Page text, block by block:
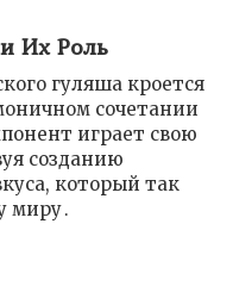
Их Роль
гуляша кроется
сочетании
играет свою
созданию
который так
миру․